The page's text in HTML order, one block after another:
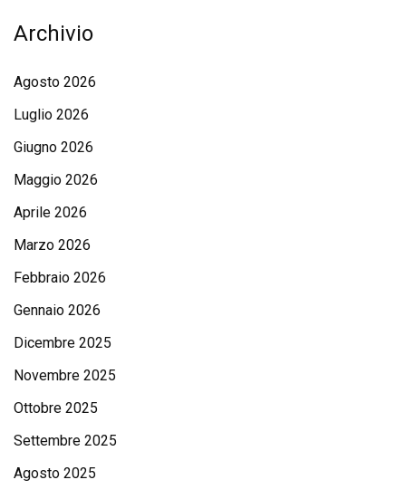
Archivio
Agosto 2026
Luglio 2026
Giugno 2026
Maggio 2026
Aprile 2026
Marzo 2026
Febbraio 2026
Gennaio 2026
Dicembre 2025
Novembre 2025
Ottobre 2025
Settembre 2025
Agosto 2025